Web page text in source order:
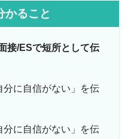
かること
接/ESで短所として伝
に自信がない」を伝
に自信がない」を伝